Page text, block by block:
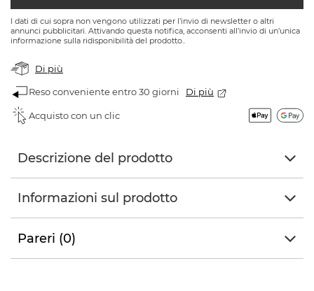
I dati di cui sopra non vengono utilizzati per l’invio di newsletter o altri
annunci pubblicitari. Attivando questa notifica, acconsenti all’invio di un’unica
informazione sulla ridisponibilità del prodotto..
Di più
Reso conveniente entro 30 giorni Di più
Acquisto con un clic
Descrizione del prodotto
Informazioni sul prodotto
Pareri (0)